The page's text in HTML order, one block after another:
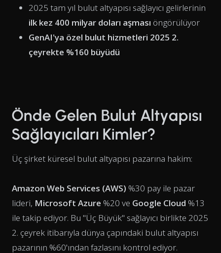
2025 tam yıl bulut altyapısı sağlayıcı gelirlerinin
ilk kez 400 milyar doları aşması öngörülüyor
GenAI'ya özel bulut hizmetleri 2025 2.
çeyrekte %160 büyüdü
Önde Gelen Bulut Altyapısı
Sağlayıcıları Kimler?
Üç şirket küresel bulut altyapısı pazarına hakim:
Amazon Web Services (AWS) %30 pay ile pazar
lideri, Microsoft Azure %20 ve Google Cloud %13
ile takip ediyor. Bu "Üç Büyük" sağlayıcı birlikte 2025
2. çeyrek itibarıyla dünya çapındaki bulut altyapısı
pazarının %60'ından fazlasını kontrol ediyor.